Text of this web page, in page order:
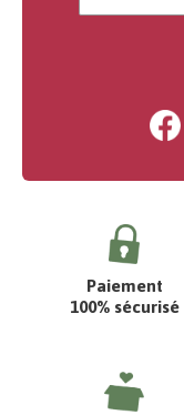
Paiement
100% sécurisé